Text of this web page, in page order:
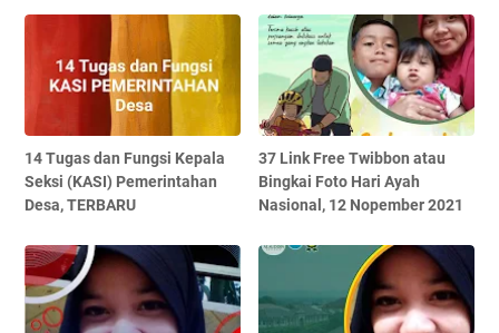
14 Tugas dan Fungsi Kepala
Seksi (KASI) Pemerintahan
Desa, TERBARU
37 Link Free Twibbon atau
Bingkai Foto Hari Ayah
Nasional, 12 Nopember 2021